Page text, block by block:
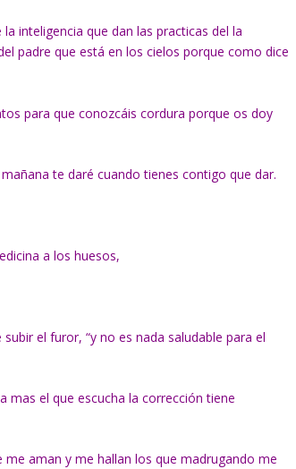
inteligencia que dan las practicas del la
padre que está en los cielos porque como dice
para que conozcáis cordura porque os doy
te daré cuando tienes contigo que dar.
a los huesos,
el furor, “y no es nada saludable para el
mas el que escucha la corrección tiene
me aman y me hallan los que madrugando me